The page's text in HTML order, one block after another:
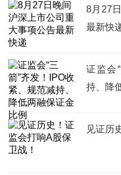
8月27
最新快
证监会
持、降
见证历